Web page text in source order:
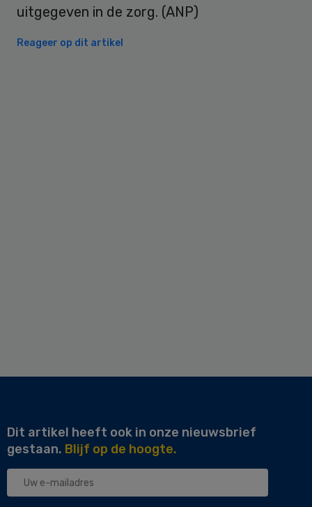
uitgegeven in de zorg. (ANP)
Reageer op dit artikel
Dit artikel heeft ook in onze nieuwsbrief
gestaan. Blijf op de hoogte.
Uw